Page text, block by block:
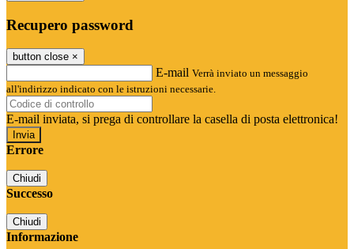
Recupero password
button close ×
E-mail Verrà inviato un messaggio
all'indirizzo indicato con le istruzioni necessarie.
E-mail inviata, si prega di controllare la casella di posta elettronica!
Errore
Chiudi
Successo
Chiudi
Informazione